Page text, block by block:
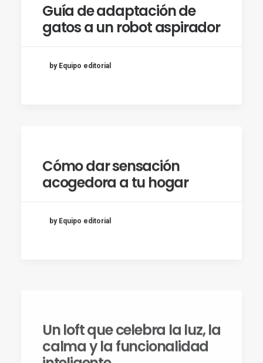
Guía de adaptación de
gatos a un robot aspirador
by Equipo editorial
Cómo dar sensación
acogedora a tu hogar
by Equipo editorial
Un loft que celebra la luz, la
calma y la funcionalidad
inteligente